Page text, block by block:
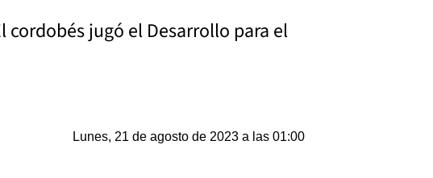
cordobés jugó el Desarrollo para el
Lunes, 21 de agosto de 2023 a las 01:00